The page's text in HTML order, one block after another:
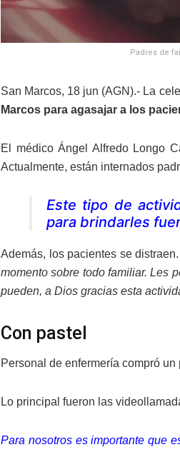
Padres de
San Marcos, 18 jun (AGN).- La
Marcos para agasajar a los
El médico Ángel Alfredo Longo
Actualmente, están internados
Este tipo de
para brindarles
Además, los pacientes se distraen.
momento sobre todo familiar. Les
pueden, a Dios gracias esta
Con pastel
Personal de enfermería compró
Lo principal fueron las
Para nosotros es importante que